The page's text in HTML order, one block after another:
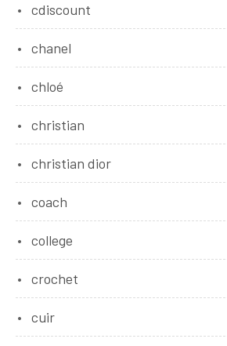
cdiscount
chanel
chloé
christian
christian dior
coach
college
crochet
cuir